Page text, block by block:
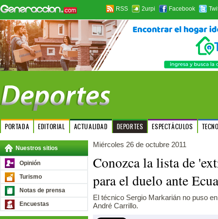
RSS 2urpi Facebook
PORTADA EDITORIAL ACTUALIDAD DEPORTES ESPECTÁCULOS
Nuestros sitios
Opinión
Turismo
Notas de prensa
Encuestas
Miércoles 26 de octubre 2011
Conozca la lista de
para el duelo ante
El técnico Sergio Markarián no puso
André Carrillo.